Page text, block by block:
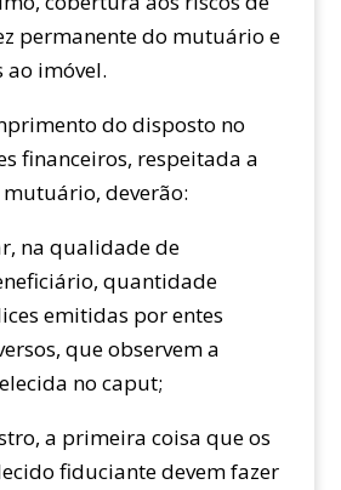
permanente do mutuário e
ao imóvel.
do disposto no
financeiros, respeitada a
mutuário, deverão:
na qualidade de
quantidade
emitidas por entes
que observem a
no caput;
a primeira coisa que os
fiduciante devem fazer